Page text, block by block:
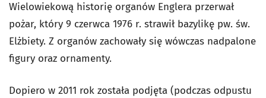
Wielowiekową historię organów Englera przerwał
pożar, który 9 czerwca 1976 r. strawił bazylikę pw. św.
Elżbiety. Z organów zachowały się wówczas nadpalone
figury oraz ornamenty.
Dopiero w 2011 rok została podjęta (podczas odpustu